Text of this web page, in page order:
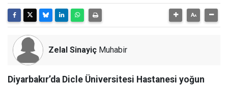
Zelal Sinayiç Muhabir
Diyarbakır’da Dicle Üniversitesi Hastanesi yoğun